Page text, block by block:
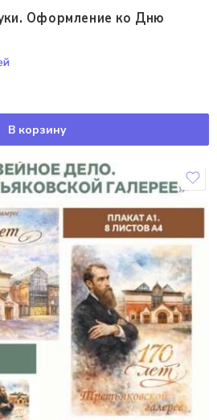
Оформление ко Дню
В корзину